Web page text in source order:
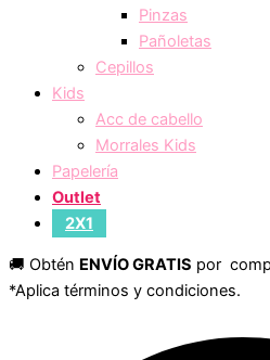
Pinzas
Pañoletas
Cepillos
Kids
Acc de cabello
Morrales Kids
Papelería
Outlet
2X1
🚚 Obtén ENVÍO GRATIS por
*Aplica términos y condiciones.